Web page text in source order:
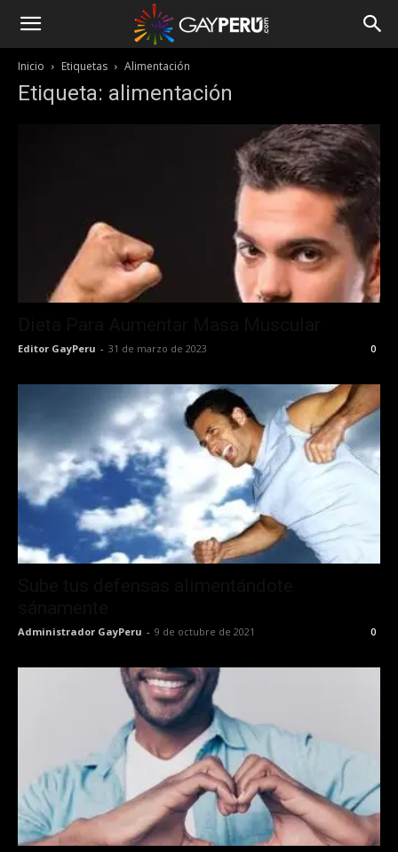
Inicio Etiquetas Alimentación
Etiqueta: alimentación
Editor GayPeru - 31 de marzo de 2023 0
Administrador GayPeru - 9 de octubre de 2021 0